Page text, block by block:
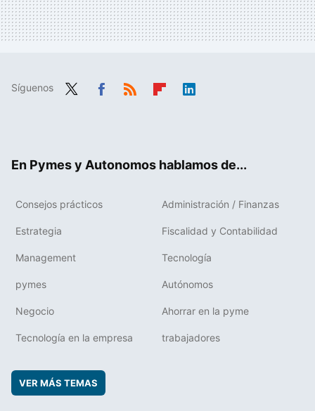
Síguenos
En Pymes y Autonomos hablamos de...
Consejos prácticos Administración / Finanzas
Estrategia Fiscalidad y Contabilidad
Management Tecnología
pymes Autónomos
Negocio Ahorrar en la pyme
Tecnología en la empresa trabajadores
VER MÁS TEMAS